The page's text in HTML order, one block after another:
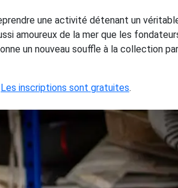
une activité détenant un
amoureux de la mer que les
un nouveau souffle à la collection
Les inscriptions sont gratuites.